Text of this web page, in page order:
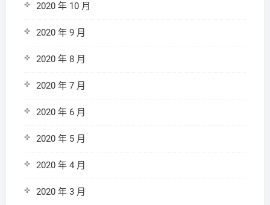
2020 年 10 月
2020 年 9 月
2020 年 8 月
2020 年 7 月
2020 年 6 月
2020 年 5 月
2020 年 4 月
2020 年 3 月